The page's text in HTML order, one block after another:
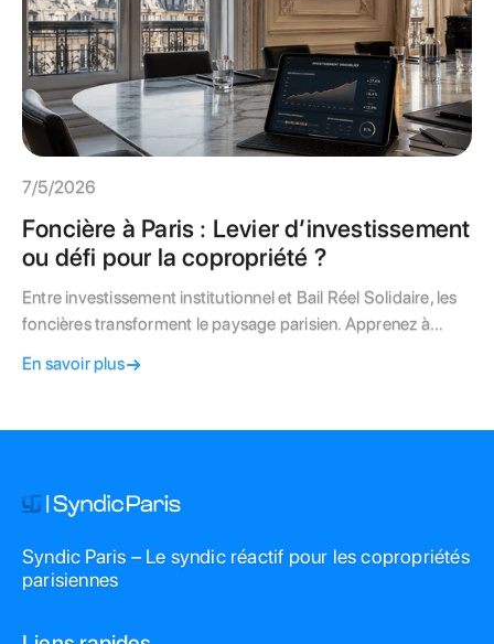
vos intérêts financiers. Un must-read pour tout propriétaire
de parquet "qui penche" à Paris.
7/5/2026
Foncière à Paris : Levier d’investissement
ou défi pour la copropriété ?
Entre investissement institutionnel et Bail Réel Solidaire, les
foncières transforment le paysage parisien. Apprenez à
En savoir plus
Syndic Paris – Le syndic réactif pour les copropriétés
parisiennes